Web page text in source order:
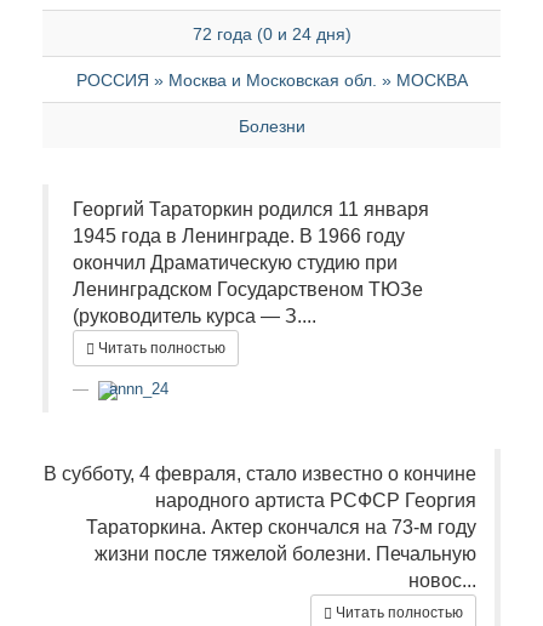
72 года (0 и 24 дня)
РОССИЯ » Москва и Московская обл. » МОСКВА
Болезни
Георгий Тараторкин родился 11 января
1945 года в Ленинграде. В 1966 году
окончил Драматическую студию при
Ленинградском Государственом ТЮЗе
(руководитель курса — З....
Читать полностью
annn_24
В субботу, 4 февраля, стало известно о кончине
народного артиста РСФСР Георгия
Тараторкина. Актер скончался на 73-м году
жизни после тяжелой болезни. Печальную
новос...
Читать полностью